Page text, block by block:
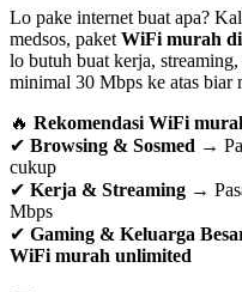
Lo pake internet buat apa?
medsos, paket WiFi murah
lo butuh buat kerja,
minimal 30 Mbps ke atas biar
🔥 Rekomendasi WiFi
✔ Browsing & Sosmed →
cukup
✔ Kerja & Streaming →
Mbps
✔ Gaming & Keluarga
WiFi murah unlimited